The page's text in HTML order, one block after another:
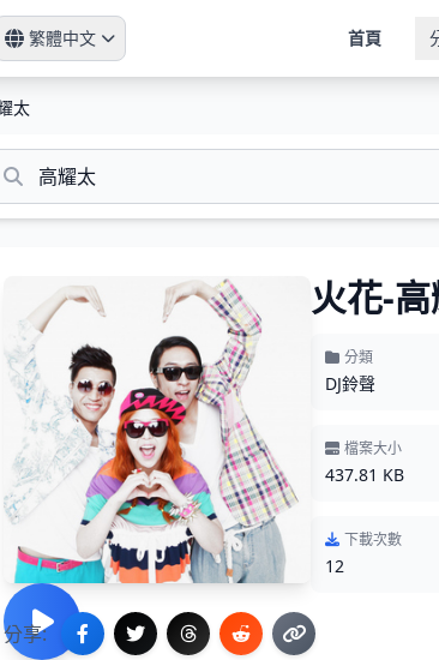
繁體中文 首頁
太
火花-
分類
DJ鈴聲
檔案大小
437.81 KB
下載次數
12
分享: